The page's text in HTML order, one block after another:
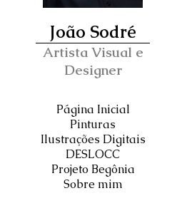
João Sodré
Artista Visual e
Designer
Página Inicial
Pinturas
Ilustrações Digitais
DESLOCC
Projeto Begônia
Sobre mim